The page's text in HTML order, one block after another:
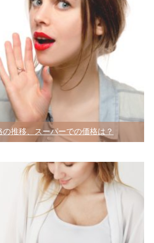
の推移、スーパーでの価格は？